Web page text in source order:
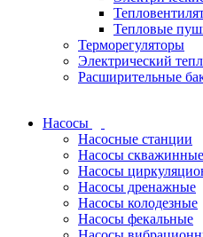
Тепловые
Терморегуляторы
Электрический
Расширительные
Насосы
Насосные станции
Насосы скважинные
Насосы
Насосы дренажные
Насосы колодезные
Насосы фекальные